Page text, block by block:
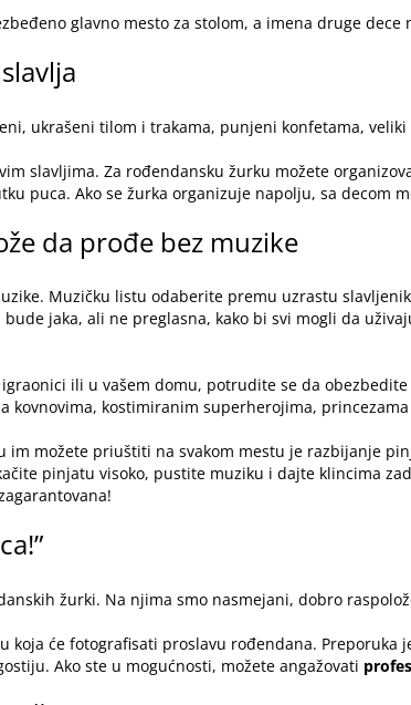
glavno mesto za stolom, a imena druge
ukrašeni tilom i trakama, punjeni konfetama,
slavljima. Za rođendansku žurku možete
puca. Ako se žurka organizuje napolju, sa decom
da prođe bez muzike
Muzičku listu odaberite premu uzrastu
jaka, ali ne preglasna, kako bi svi mogli da
ili u vašem domu, potrudite se da
kovnovima, kostimiranim superherojima,
im možete priuštiti na svakom mestu je razbijanje
pinjatu visoko, pustite muziku i dajte klincima
žurki. Na njima smo nasmejani, dobro
koja će fotografisati proslavu rođendana.
Ako ste u mogućnosti, možete angažovati